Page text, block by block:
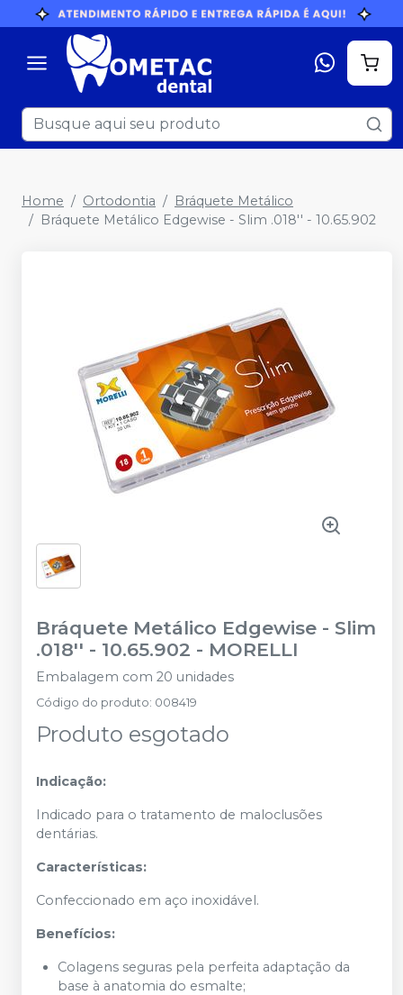
Home Ortodontia
Bráquete Metálico
Bráquete Metálico Edgewise - Slim .018'' - 10.65.902
Bráquete Metálico Edgewise - Slim
.018'' - 10.65.902 - MORELLI
Embalagem com 20 unidades
Código do produto: 008419
Produto esgotado
Indicação:
Indicado para o tratamento de maloclusões
dentárias.
Características:
Confeccionado em aço inoxidável.
Benefícios:
Colagens seguras pela perfeita adaptação da
base à anatomia do esmalte;